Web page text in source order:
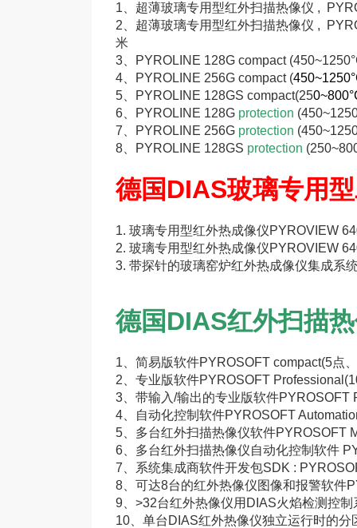
1、 超薄玻璃专用型红外扫描热像仪 ,
2、 超薄玻璃专用型红外扫描热像仪 ,
米
3、
PYROLINE 128G compact
4、
PYROLINE 256G compact (
5、
PYROLINE 128GS compact(25
6、
PYROLINE 128G protection
7、
PYROLINE 256G protection (
8、
PYROLINE 128GS protection (25
德国DIAS玻璃专用
1. 玻璃专用型红外热成像仪PYROVIEW
2. 玻璃专用型红外热成像仪PYROVIEW
3. 带探针的玻璃窑炉红外热成像仪集成系
德国DIAS红外扫描
1、 简易版软件PYROSOFT compact(5点
2、 专业版软件PYROSOFT
3、 带输入/输出的专业版软件PYROSOFT
4、
自动化控制软件PYROSOFT
5、 多台红外扫描热像仪软件PYROSOFT
6、 多台红外扫描热像仪自动化控制软件
7、 系统集成商软件开发包SDK :
8、 可达8台的红外热像仪图像和报警软件
9、 >32台红外热像仪用DIAS火焰检测控制
10、 单台DIAS红外热像仪独立运行时的